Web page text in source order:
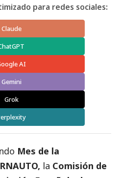
para redes sociales:
Claude
AI
Gemini
Grok
Mes de la
la Comisión de